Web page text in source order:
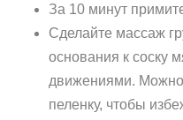
За 10 минут
Сделайте массаж
основания к соску
движениями. Можно
пеленку, чтобы